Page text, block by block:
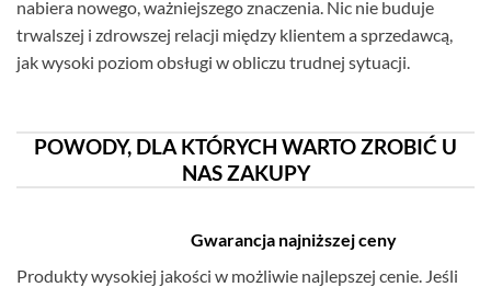
nabiera nowego, ważniejszego znaczenia. Nic nie buduje
trwalszej i zdrowszej relacji między klientem a sprzedawcą,
jak wysoki poziom obsługi w obliczu trudnej sytuacji.
POWODY, DLA KTÓRYCH WARTO ZROBIĆ U
NAS ZAKUPY
Gwarancja najniższej ceny
Produkty wysokiej jakości w możliwie najlepszej cenie. Jeśli